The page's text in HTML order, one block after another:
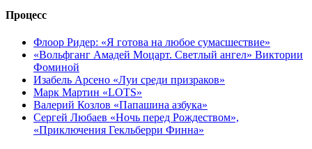
Процесс
Флоор Ридер: «Я готова на любое сумасшествие»
«Вольфганг Амадей Моцарт. Светлый ангел» Виктории
Фоминой
Изабель Арсено «Луи среди призраков»
Марк Мартин «LOTS»
Валерий Козлов «Папашина азбука»
Сергей Любаев «Ночь перед Рождеством»,
«Приключения Гекльберри Финна»